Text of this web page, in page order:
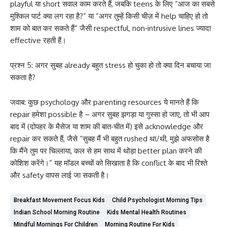
playful या short सवाल काम करते हैं, जबकि teens के लिए “आज का सबसे
मुश्किल पार्ट क्या लग रहा है?” या “अगर तुम्हें किसी चीज़ में help चाहिए हो तो
शाम को बात कर सकते हैं” जैसी respectful, non‑intrusive lines ज्यादा
effective रहती हैं।
प्रश्न 5: अगर सुबह already बहुत stress हो चुका हो तो क्या दिन बचाया जा
सकता है?
जवाब: कुछ psychology और parenting resources ये मानते हैं कि
repair हमेशा possible है – अगर सुबह झगड़ा या गुस्सा हो जाए, तो भी आप
बाद में (दोपहर के मैसेज या शाम की बात‑चीत में) इसे acknowledge और
repair कर सकते हैं, जैसे “सुबह मैं भी बहुत rushed था/थी, मुझे अफसोस है
कि मैंने तुम पर चिल्लाया, कल से हम साथ में थोड़ा better plan करने की
कोशिश करेंगे।” यह मॉडल बच्चों को सिखाता है कि conflict के बाद भी रिश्ते
और safety वापस लाई जा सकती है।
Breakfast Movement Focus Kids
Child Psychologist Morning Tips
Indian School Morning Routine
Kids Mental Health Routines
Mindful Mornings For Children
Morning Routine For Kids